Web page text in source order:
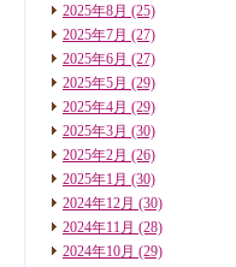
2025年8月 (25)
2025年7月 (27)
2025年6月 (27)
2025年5月 (29)
2025年4月 (29)
2025年3月 (30)
2025年2月 (26)
2025年1月 (30)
2024年12月 (30)
2024年11月 (28)
2024年10月 (29)